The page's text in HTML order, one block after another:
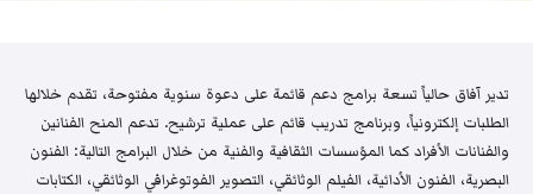
تدير آفاق حالياً تسعة برامج دعم قائمة على دعوة سنوية مفتوحة، تقدم خلالها
الطلبات إلكترونياً، وبرنامج تدريب قائم على عملية ترشيح. تدعم المنح الفنانين
والفنانات الأفراد كما المؤسسات الثقافية والفنية من خلال البرامج التالية: الفنون
البصرية، الفنون الأدائية، الفيلم الوثائقي، التصوير الفوتوغرافي الوثائقي، الكتابات